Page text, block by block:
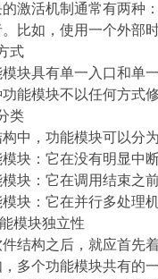
激活机制通常有两种
比如，使用一个外部
式
块具有单一入口和单
能模块不以任何方式
类
中，功能模块可以分
块：它在没有明显中
块：它在调用结束之
块：它在并行多处理
模块独立性
结构之后，就应首先
多个功能模块共有的